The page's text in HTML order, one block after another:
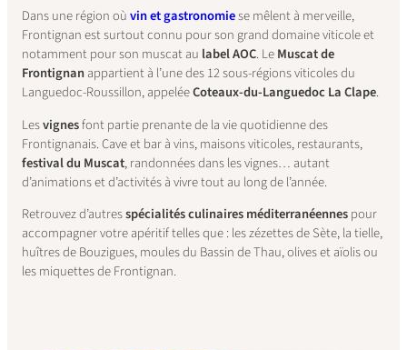
Dans une région oùvin et gastronomiese mêlent à merveille,
Frontignan est surtout connu pour son grand domaine viticole et
notamment pour son muscat au label AOC. LeMuscat de
Frontignanappartient à l’une des 12 sous-régions viticoles du
Languedoc-Roussillon, appeléeCoteaux-du-Languedoc La Clape.
Lesvignesfont partie prenante de la vie quotidienne des
Frontignanais. Cave et bar à vins, maisons viticoles, restaurants,
festival du Muscat, randonnées dans les vignes… autant
d’animations et d’activités à vivre tout au long de l’année.
Retrouvez d’autresspécialités culinaires méditerranéennespour
accompagner votre apéritif telles que : les zézettes de Sète, la tielle,
huîtres de Bouzigues, moules du Bassin de Thau, olives et aïolis ou
les miquettes de Frontignan.